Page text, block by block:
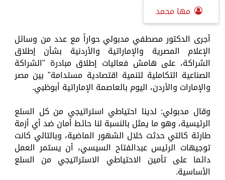
مها محمد
أجرى الدكتور مصطفي مدبولي حواراً مع عدد من وسائل
الإعلام المصرية والإماراتية والأردنية بشأن إطلاق
الشراكة، على هامش فعاليات إطلاق مبادرة "الشراكة
الصناعية التكاملية لتنمية اقتصادية مستدامة" بين مصر
والإمارات والأردن، اليوم بالعاصمة الإماراتية أبوظبي.
وقال مدبولي: لدينا احتياطي استراتيجي من كل السلع
الرئيسية، وهو ما يمثل بالنسبة لنا حائط أمان ضد أي أزمة
طارئة كالتي حدثت خلال الشهور الماضية، وبالتالي كانت
توجيهات الرئيس عبدالفتاح السيسي، أن يستمر العمل
دائما على تأمين الاحتياطي الاستراتيجي من السلع
الأساسية.